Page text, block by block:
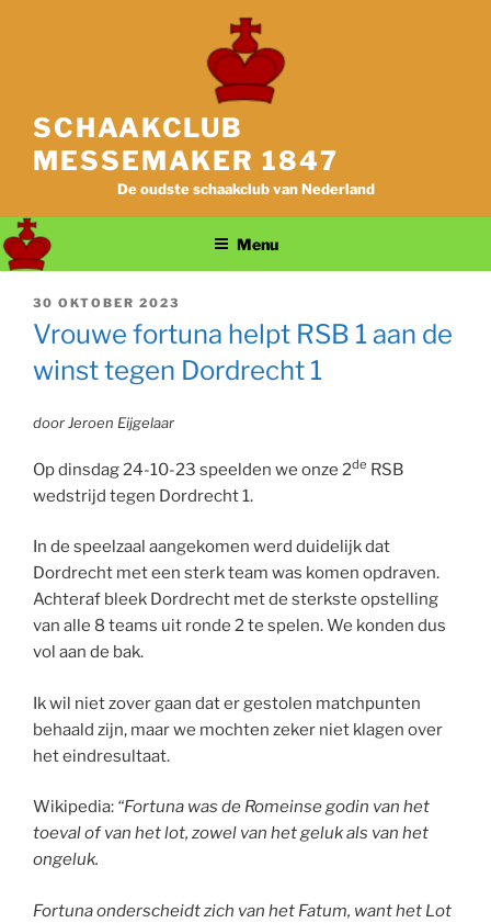
SCHAAKCLUB
MESSEMAKER 1847
De oudste schaakclub van Nederland
Menu
GEPLAATST
OP
30 OKTOBER 2023
Vrouwe fortuna helpt RSB 1 aan de
winst tegen Dordrecht 1
door Jeroen Eijgelaar
Op dinsdag 24-10-23 speelden we onze 2de RSB
wedstrijd tegen Dordrecht 1.
In de speelzaal aangekomen werd duidelijk dat
Dordrecht met een sterk team was komen opdraven.
Achteraf bleek Dordrecht met de sterkste opstelling
van alle 8 teams uit ronde 2 te spelen. We konden dus
vol aan de bak.
Ik wil niet zover gaan dat er gestolen matchpunten
behaald zijn, maar we mochten zeker niet klagen over
het eindresultaat.
Wikipedia: “Fortuna was de Romeinse godin van het
toeval of van het lot, zowel van het geluk als van het
ongeluk.
Fortuna onderscheidt zich van het Fatum, want het Lot